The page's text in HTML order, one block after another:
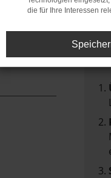
die für Ihre Interessen